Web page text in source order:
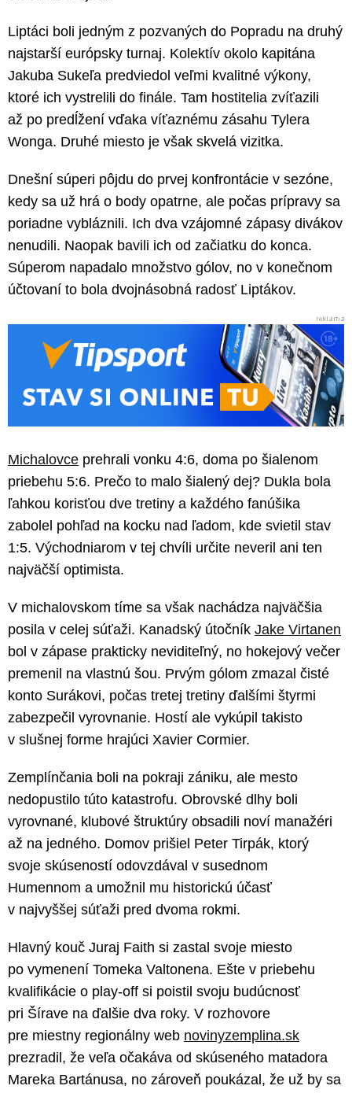
Liptáci boli jedným z pozvaných do Popradu na druhý
najstarší európsky turnaj. Kolektív okolo kapitána
Jakuba Sukeľa predviedol veľmi kvalitné výkony,
ktoré ich vystrelili do finále. Tam hostitelia zvíťazili
až po predĺžení vďaka víťaznému zásahu Tylera
Wonga. Druhé miesto je však skvelá vizitka.
Dnešní súperi pôjdu do prvej konfrontácie v sezóne,
kedy sa už hrá o body opatrne, ale počas prípravy sa
poriadne vybláznili. Ich dva vzájomné zápasy divákov
nenudili. Naopak bavili ich od začiatku do konca.
Súperom napadalo množstvo gólov, no v konečnom
účtovaní to bola dvojnásobná radosť Liptákov.
Michalovce prehrali vonku 4:6, doma po šialenom
priebehu 5:6. Prečo to malo šialený dej? Dukla bola
ľahkou korisťou dve tretiny a každého fanúšika
zabolel pohľad na kocku nad ľadom, kde svietil stav
1:5. Východniarom v tej chvíli určite neveril ani ten
najväčší optimista.
V michalovskom tíme sa však nachádza najväčšia
posila v celej súťaži. Kanadský útočník Jake Virtanen
bol v zápase prakticky neviditeľný, no hokejový večer
premenil na vlastnú šou. Prvým gólom zmazal čisté
konto Surákovi, počas tretej tretiny ďalšími štyrmi
zabezpečil vyrovnanie. Hostí ale vykúpil takisto
v slušnej forme hrajúci Xavier Cormier.
Zemplínčania boli na pokraji zániku, ale mesto
nedopustilo túto katastrofu. Obrovské dlhy boli
vyrovnané, klubové štruktúry obsadili noví manažéri
až na jedného. Domov prišiel Peter Tirpák, ktorý
svoje skúseností odovzdával v susednom
Humennom a umožnil mu historickú účasť
v najvyššej súťaži pred dvoma rokmi.
Hlavný kouč Juraj Faith si zastal svoje miesto
po vymenení Tomeka Valtonena. Ešte v priebehu
kvalifikácie o play-off si poistil svoju budúcnosť
pri Šírave na ďalšie dva roky. V rozhovore
pre miestny regionálny web novinyzemplina.sk
prezradil, že veľa očakáva od skúseného matadora
Mareka Bartánusa, no zároveň poukázal, že už by sa